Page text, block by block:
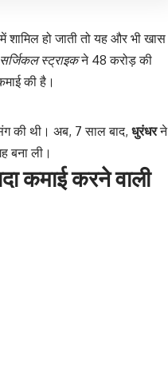
हो जाती तो यह और भी खास
स्ट्राइकने 48 करोड़ की
की है।
की थी। अब, 7 साल बाद, धुरंधरने
बना ली।
कमाई करने वाली